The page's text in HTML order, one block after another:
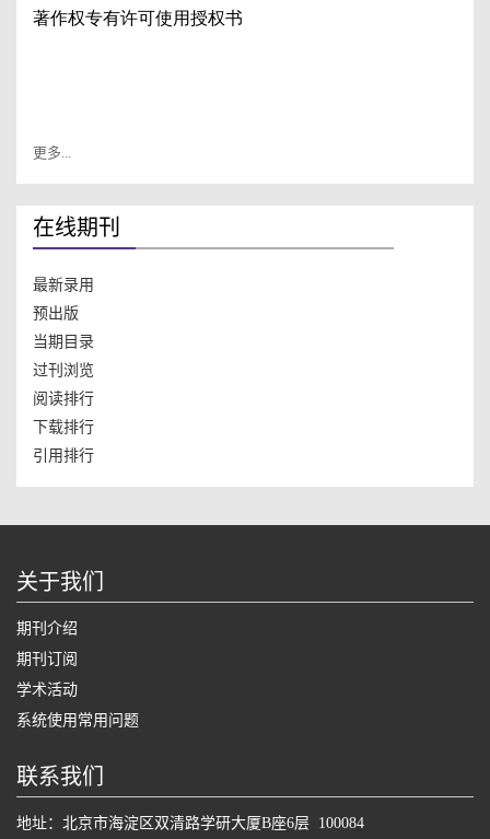
更多...
在线期刊
最新录用
预出版
当期目录
过刊浏览
阅读排行
下载排行
引用排行
关于我们
期刊介绍
期刊订阅
学术活动
系统使用常用问题
联系我们
地址：北京市海淀区双清路学研大厦B座6层 100084